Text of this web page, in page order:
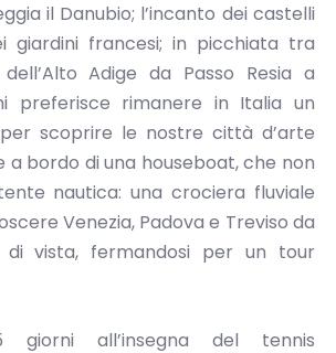
il Danubio; l’incanto dei castelli
giardini francesi; in picchiata tra
Adige da Passo Resia a
preferisce rimanere in Italia un
scoprire le nostre città d’arte
bordo di una houseboat, che non
nautica: una crociera fluviale
Venezia, Padova e Treviso da
vista, fermandosi per un tour
giorni all’insegna del tennis